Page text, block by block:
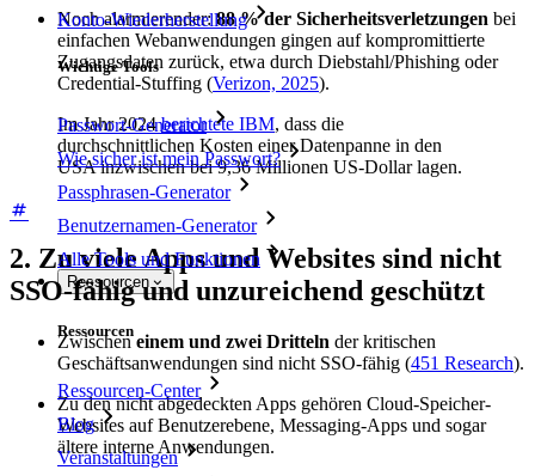
Konto-Wiederherstellung
Wichtige Tools
Passwort-Generator
Wie sicher ist mein Passwort?
Passphrasen-Generator
Benutzernamen-Generator
Alle Tools und Funktionen
Ressourcen
Ressourcen
Ressourcen-Center
Blog
Veranstaltungen
Noch alarmierender:88 % der Sicherheitsverletzungen bei
einfachen Webanwendungen gingen auf kompromittierte
Zugangsdaten zurück, etwa durch Diebstahl/Phishing oder
Credential-Stuffing (Verizon, 2025).
Im Jahr 2024berichtete IBM, dass die
durchschnittlichen Kosten einer Datenpanne in den
USA inzwischen bei 9,36 Millionen US-Dollar lagen.
2. Zu viele Apps und Websites sind nicht
SSO-fähig und unzureichend geschützt
Zwischeneinem und zwei Dritteln der kritischen
Geschäftsanwendungen sind nicht SSO-fähig (451 Research).
Zu den nicht abgedeckten Apps gehören Cloud-Speicher-
Websites auf Benutzerebene, Messaging-Apps und sogar
ältere interne Anwendungen.